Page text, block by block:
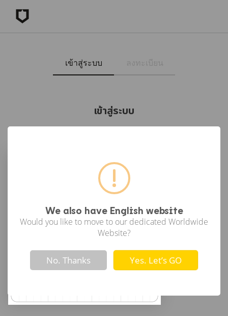
We also have English website
Would you like to move to our dedicated Worldwide
Website?
! Not valid!
No. Thanks Yes. Let’s GO
เข้าสู่ระบบ
เข้าสู่ระบบ
เข้าสู่ระบบด้วย Google
or
รหัสผ่าน